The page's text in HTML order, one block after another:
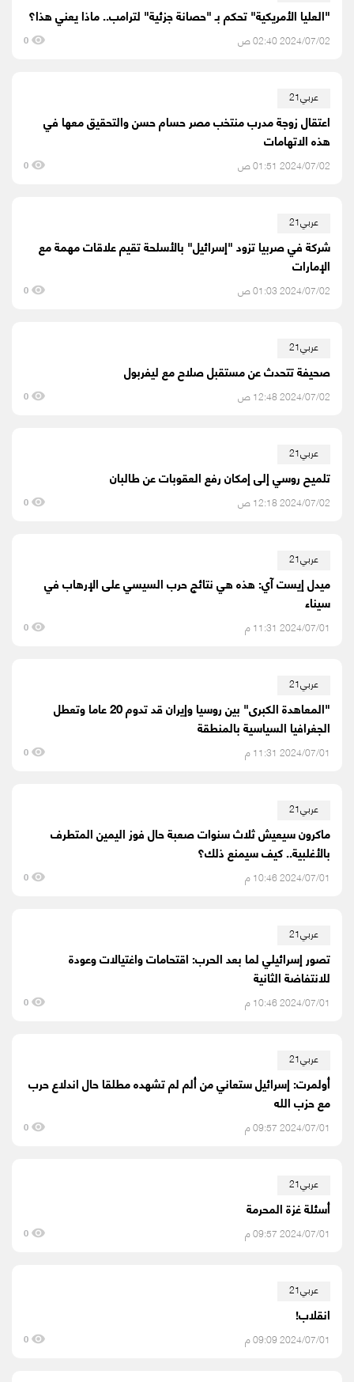
"العليا الأمريكية" تحكم بـ "حصانة جزئية" لترامب.. ماذا يعني هذا؟
2024/07/02 02:40 ص 0
عربي21
اعتقال زوجة مدرب منتخب مصر حسام حسن والتحقيق معها في
هذه الاتهامات
2024/07/02 01:51 ص 0
عربي21
شركة في صربيا تزود "إسرائيل" بالأسلحة تقيم علاقات مهمة مع
الإمارات
2024/07/02 01:03 ص 0
عربي21
صحيفة تتحدث عن مستقبل صلاح مع ليفربول
2024/07/02 12:48 ص 0
عربي21
تلميح روسي إلى إمكان رفع العقوبات عن طالبان
2024/07/02 12:18 ص 0
عربي21
ميدل إيست آي: هذه هي نتائج حرب السيسي على الإرهاب في
سيناء
2024/07/01 11:31 م 0
عربي21
"المعاهدة الكبرى" بين روسيا وإيران قد تدوم 20 عاما وتعطل
الجغرافيا السياسية بالمنطقة
2024/07/01 11:31 م 0
عربي21
ماكرون سيعيش ثلاث سنوات صعبة حال فوز اليمين المتطرف
بالأغلبية.. كيف سيمنع ذلك؟
2024/07/01 10:46 م 0
عربي21
تصور إسرائيلي لما بعد الحرب: اقتحامات واغتيالات وعودة
للانتفاضة الثانية
2024/07/01 10:46 م 0
عربي21
أولمرت: إسرائيل ستعاني من ألم لم تشهده مطلقا حال اندلاع حرب
مع حزب الله
2024/07/01 09:57 م 0
عربي21
أسئلة غزة المحرمة
2024/07/01 09:57 م 0
عربي21
انقلاب!
2024/07/01 09:09 م 0